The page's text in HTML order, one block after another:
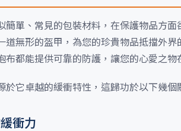
簡單、常見的包裝材料，在保護物品方
道無形的盔甲，為您的珍貴物品抵擋外
布都能提供可靠的防護，讓您的心愛之物
於它卓越的緩衝特性，這歸功於以下幾個
衝力